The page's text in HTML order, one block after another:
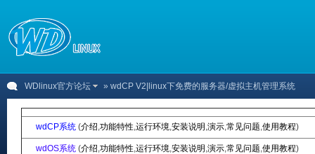
WDlinux官方论坛 » wdCP V2|linux下免费的服务器/虚拟主机管理系统
wdCP系统 (介绍,功能特性,运行环境,安装说明 ,演示,常见问题,使用教程)
wdOS系统 (介绍,功能特性,运行环境,安装说明 ,演示,常见问题,使用教程)